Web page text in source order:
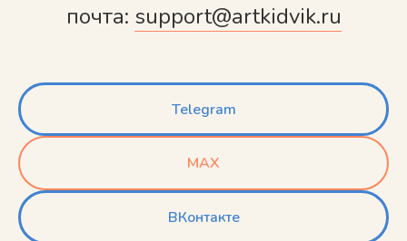
почта: support@artkidvik.ru
Telegram
MAX
ВКонтакте